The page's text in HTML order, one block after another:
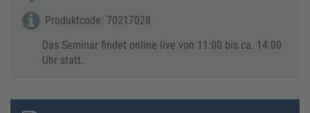
Produktcode: 70217028
Das Seminar findet online live von 11:00 bis ca. 14:00
Uhr statt.